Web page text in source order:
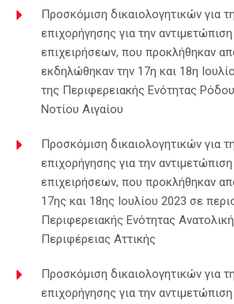
Προσκόμιση δικαιολογητικών για
επιχορήγησης για την
επιχειρήσεων, που προκλήθηκαν
εκδηλώθηκαν την 17η και 18η
της Περιφερειακής Ενότητας
Νοτίου Αιγαίου
Προσκόμιση δικαιολογητικών για
επιχορήγησης για την
επιχειρήσεων, που προκλήθηκαν
17ης και 18ης Ιουλίου 2023 σε
Περιφερειακής Ενότητας
Περιφέρειας Αττικής
Προσκόμιση δικαιολογητικών για
επιχορήγησης για την